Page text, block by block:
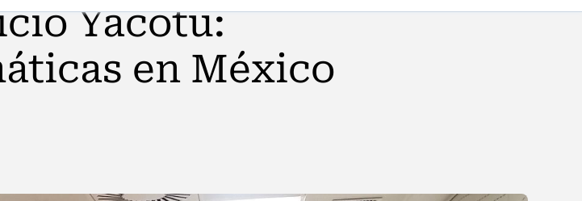
Yacotu:
en México